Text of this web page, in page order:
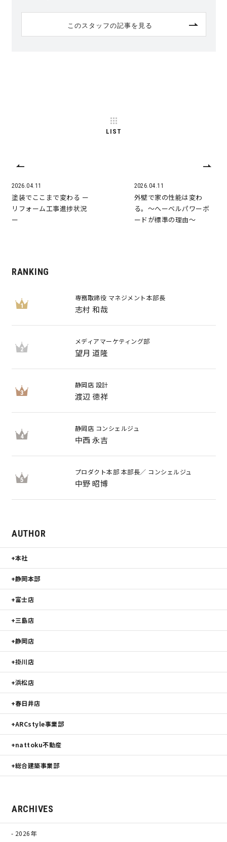
このスタッフの記事を見る
2026.04.11
塗装でここまで変わる ー
リフォーム工事進捗状況
ー
LIST
2026.04.11
外壁で家の性能は変わ
る。～へーベルパワーボ
ードが標準の理由～
RANKING
1
専務取締役 マネジメント本部長
志村 和哉
2
メディアマーケティング部
望月 道隆
3
静岡店 設計
渡辺 徳祥
4
静岡店 コンシェルジュ
中西 永吉
5
プロダクト本部 本部長／ コンシェルジュ
中野 昭博
AUTHOR
本社
静岡本部
富士店
三島店
静岡店
掛川店
浜松店
春日井店
ARCstyle事業部
nattoku不動産
総合建築事業部
ARCHIVES
2026年